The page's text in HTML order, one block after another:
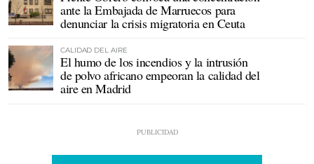
ante la Embajada de Marruecos para
denunciar la crisis migratoria en Ceuta
CALIDAD DEL AIRE
El humo de los incendios y la intrusión
de polvo africano empeoran la calidad del
aire en Madrid